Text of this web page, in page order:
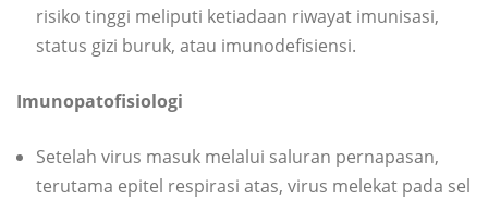
risiko tinggi meliputi ketiadaan riwayat imunisasi,
status gizi buruk, atau imunodefisiensi.
Imunopatofisiologi
Setelah virus masuk melalui saluran pernapasan,
terutama epitel respirasi atas, virus melekat pada sel